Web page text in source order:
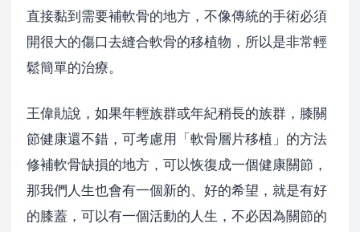
直接黏到需要補軟骨的地方，不像傳統的手術必須
開很大的傷口去縫合軟骨的移植物，所以是非常輕
鬆簡單的治療。
王偉勛說，如果年輕族群或年紀稍長的族群，膝關
節健康還不錯，可考慮用「軟骨層片移植」的方法
修補軟骨缺損的地方，可以恢復成一個健康關節，
那我們人生也會有一個新的、好的希望，就是有好
的膝蓋，可以有一個活動的人生，不必因為關節的